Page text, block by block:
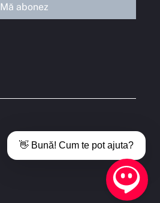
Mă abonez
👋 Bună! Cum te pot ajuta?